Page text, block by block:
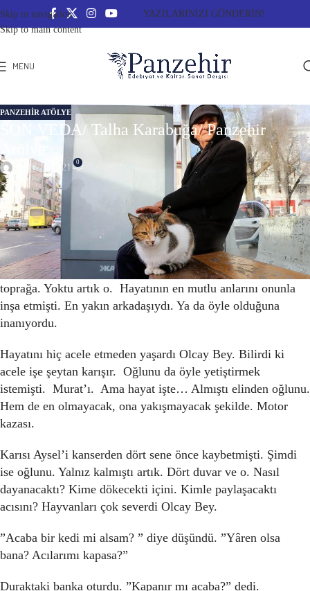
Skip to navigation
Skip to main content
YAZILARINIZI GÖNDERİN!
MENU
PANZEHIR ATÖLYE
SON VEDA/ Talha Karabuğa/ Panzehir
Atölye
On 17/10/2021 0
SON VEDA
Olcay Bey otobüs durağında dikilmiş, gözleri dolu dolu
etrafa bakınıyordu. Herkeste bir telaş vardı. Bir acele.
Sonrası kara toprak… Düşündükçe içi parçalanıyordu.
Parçalandıkça döküldü gözyaşları. Dün vermişti oğlunu
toprağa. Yoktu artık o. Hayatının en mutlu anlarını onunla
inşa etmişti. En yakın arkadaşıydı. Ya da öyle olduğuna
inanıyordu.
Hayatını hiç acele etmeden yaşardı Olcay Bey. Bilirdi ki
acele işe şeytan karışır. Oğlunu da öyle yetiştirmek
istemişti. Murat’ı. Ama hayat işte… Almıştı elinden oğlunu.
Hem de en olmayacak, ona yakışmayacak şekilde. Motor
kazası.
Karısı Aysel’i kanserden dört sene önce kaybetmişti. Şimdi
ise oğlunu. Yalnız kalmıştı artık. Dört duvar ve o. Nasıl
dayanacaktı? Kime dökecekti içini. Kimle paylaşacaktı
acısını? Hayvanları çok severdi Olcay Bey.
”Acaba bir kedi mi alsam? ” diye düşündü. ”Yâren olsa
bana? Acılarımı kapasa?”
Duraktaki banka oturdu. ”Kapanır mı acaba?” dedi.